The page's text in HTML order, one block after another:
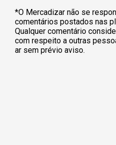
*O Mercadizar não se
comentários postados nas
Qualquer comentário
com respeito a outras
ar sem prévio aviso.